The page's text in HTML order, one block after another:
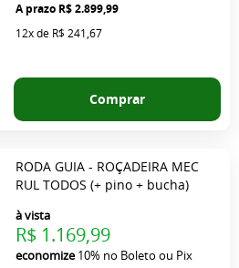
R$ 2.899,99
12xde R$ 241,67
Comprar
RODA GUIA - ROÇADEIRA MEC
RUL TODOS (+ pino + bucha)
à vista
R$ 1.169,99
economize10% no Boleto ou Pix